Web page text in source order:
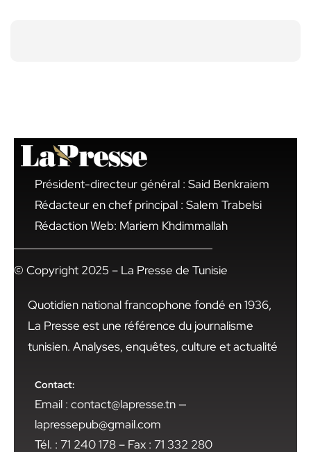
Président-directeur général : Said Benkraiem
Rédacteur en chef principal : Salem Trabelsi
Rédaction Web: Mariem Khdimmallah
© Copyright 2025 – La Presse de Tunisie
Quotidien national francophone fondé en 1936,
La Presse est une référence du journalisme
tunisien. Analyses, enquêtes, culture et actualité
Contact:
Email : contact@lapresse.tn —
lapressepub@gmail.com
Tél. : 71 240 178 – Fax : 71 332 280